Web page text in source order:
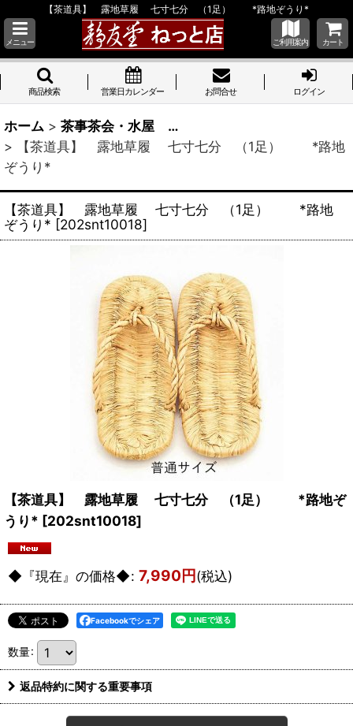
【茶道具】 露地草履 七寸七分 （1足） *路地ぞうり*
メニュー ご利用案内 カート
商品検索 営業日カレンダー お問合せ ログイン
ホーム > 茶事茶会・水屋 …
>
【茶道具】 露地草履 七寸七分 （1足） *路地
ぞうり*
【茶道具】 露地草履 七寸七分 （1足） *路地
ぞうり* [202snt10018]
【茶道具】 露地草履 七寸七分 （1足） *路地ぞ
うり* [202snt10018]
◆『現在』の価格◆: 7,990円(税込)
Facebookでシェア
数量:
返品特約に関する重要事項